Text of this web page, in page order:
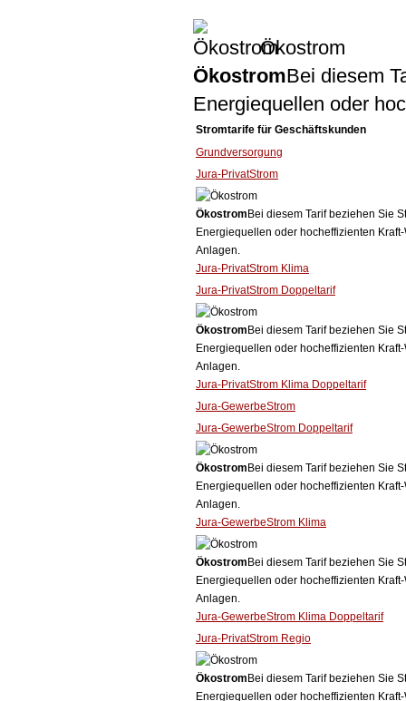
Ökostrom
ÖkostromBei diesem
Energiequellen oder
Stromtarife für Geschäftskunden
Grundversorgung
Jura-PrivatStrom
Ökostrom Bei diesem Tarif beziehen Sie
Energiequellen oder hocheffizienten
Anlagen.
Jura-PrivatStrom Klima
Jura-PrivatStrom Doppeltarif
Ökostrom Bei diesem Tarif beziehen Sie
Energiequellen oder hocheffizienten
Anlagen.
Jura-PrivatStrom Klima Doppeltarif
Jura-GewerbeStrom
Jura-GewerbeStrom Doppeltarif
Ökostrom Bei diesem Tarif beziehen Sie
Energiequellen oder hocheffizienten
Anlagen.
Jura-GewerbeStrom Klima
Ökostrom Bei diesem Tarif beziehen Sie
Energiequellen oder hocheffizienten
Anlagen.
Jura-GewerbeStrom Klima Doppeltarif
Jura-PrivatStrom Regio
Ökostrom Bei diesem Tarif beziehen Sie
Energiequellen oder hocheffizienten